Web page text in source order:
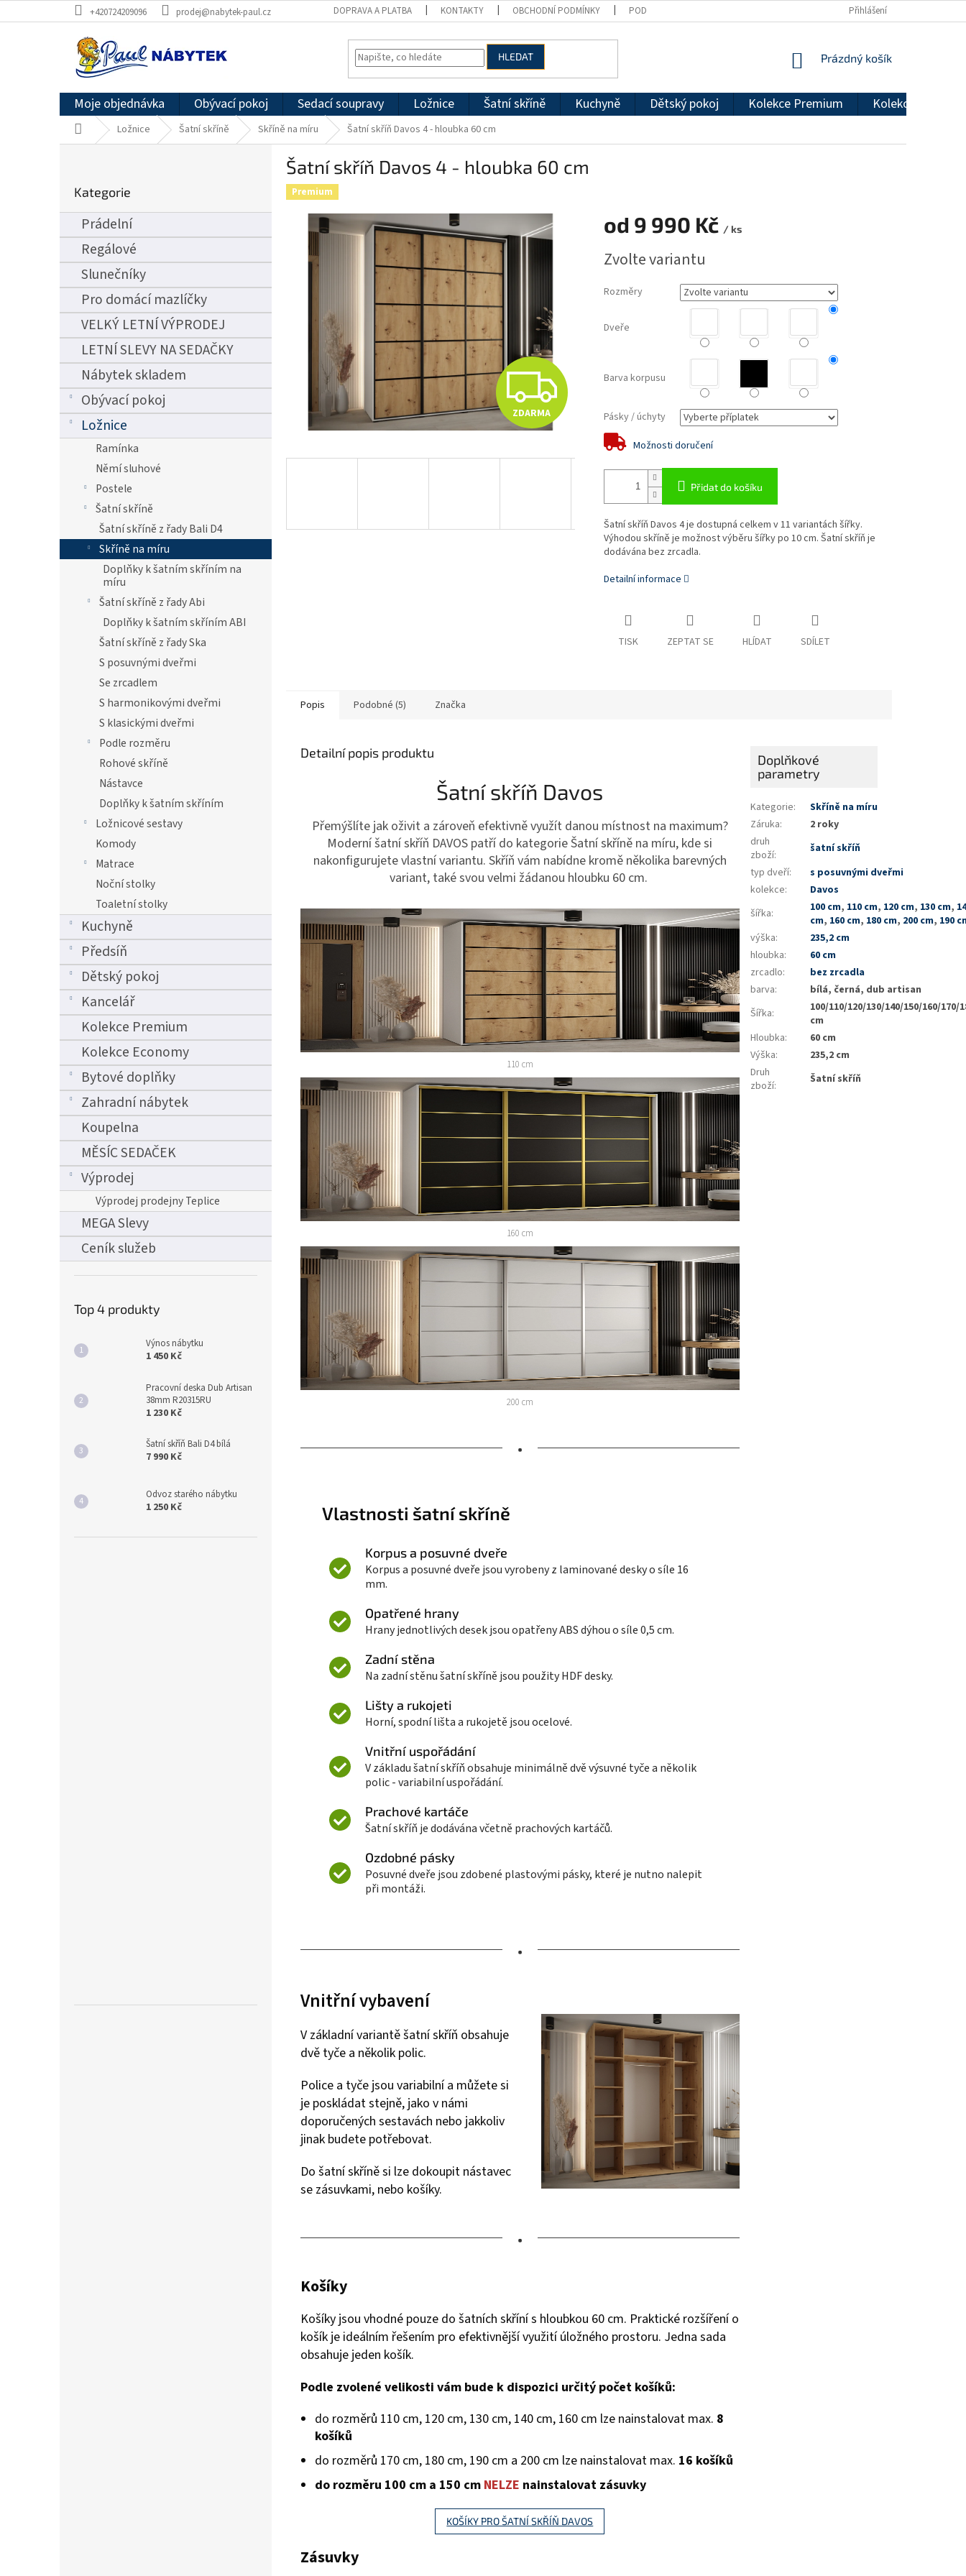
na
+420724209096 prodej@nabytek-paul.cz DOPRAVA A PLATBA KONTAKTY OBCHODNÍ PODMÍNKY PODMÍNKY OCHRANY OSOBNÍCH ÚDAJŮ REKLAMAČNÍ ŘÁD
Přihlášení
HLEDAT
NÁKUPNÍ
Prázdný košík
Moje objednávka Obývací pokoj Sedací soupravy Ložnice Šatní skříně Kuchyně Dětský pokoj Kolekce Premium Kolekce
Domů Ložnice Šatní skříně Skříně na míru Šatní skříň Davos 4 - hloubka 60 cm
r
n
p
a
e
kategorie
Kategorie
Prádelní
Regálové
Slunečníky
Pro domácí mazlíčky
VELKÝ LETNÍ VÝPRODEJ
LETNÍ SLEVY NA SEDAČKY
Nábytek skladem
Obývací pokoj
Ložnice
Ramínka
Němí sluhové
Postele
Šatní skříně
Šatní skříně z řady Bali D4
Skříně na míru
Doplňky k šatním skříním na
míru
Šatní skříně z řady Abi
Doplňky k šatním skříním ABI
Šatní skříně z řady Ska
S posuvnými dveřmi
Se zrcadlem
S harmonikovými dveřmi
S klasickými dveřmi
Podle rozměru
Rohové skříně
Nástavce
Doplňky k šatním skříním
Ložnicové sestavy
Komody
Matrace
Noční stolky
Toaletní stolky
Kuchyně
Předsíň
Dětský pokoj
Kancelář
Kolekce Premium
Kolekce Economy
Bytové doplňky
Zahradní nábytek
Koupelna
MĚSÍC SEDAČEK
Výprodej
Výprodej prodejny Teplice
MEGA Slevy
Ceník služeb
Top 4 produkty
Výnos nábytku
1 450 Kč
Pracovní deska Dub Artisan
38mm R20315RU
1 230 Kč
Šatní skříň Bali D4 bílá
7 990 Kč
Odvoz starého nábytku
1 250 Kč
Šatní skříň Davos 4 - hloubka 60 cm
Premium
Z
D
R
ZDARMA
od 9 990 Kč / ks
cena:
Zvolte variantu
Rozměry
Dveře
Barva korpusu
Pásky / úchyty
Možnosti doručení
Přidat do košíku
Šatní skříň Davos 4 je dostupná celkem v 11 variantách šířky.
Výhodou skříně je možnost výběru šířky po 10 cm. Šatní skříň je
dodávána bez zrcadla.
Detailní informace
TISK ZEPTAT SE HLÍDAT SDÍLET
Popis Podobné (5) Značka
Detailní popis produktu
Šatní skříň Davos
Přemýšlíte jak oživit a zároveň efektivně využít danou místnost na maximum?
Moderní šatní skříň DAVOS patří do kategorie Šatní skříně na míru, kde si
nakonfigurujete vlastní variantu. Skříň vám nabídne kromě několika barevných
variant, také svou velmi žádanou hloubku 60 cm.
110 cm
160 cm
200 cm
•
Vlastnosti šatní skříně
Korpus a posuvné dveře
Korpus a posuvné dveře jsou vyrobeny z laminované desky o síle 16
mm.
Opatřené hrany
Hrany jednotlivých desek jsou opatřeny ABS dýhou o síle 0,5 cm.
Zadní stěna
Na zadní stěnu šatní skříně jsou použity HDF desky.
Lišty a rukojeti
Horní, spodní lišta a rukojetě jsou ocelové.
Vnitřní uspořádání
V základu šatní skříň obsahuje minimálně dvě výsuvné tyče a několik
polic - variabilní uspořádání.
Prachové kartáče
Šatní skříň je dodávána včetně prachových kartáčů.
Ozdobné pásky
Posuvné dveře jsou zdobené plastovými pásky, které je nutno nalepit
při montáži.
•
Vnitřní vybavení
V základní variantě šatní skříň obsahuje
dvě tyče a několik polic.
Police a tyče jsou variabilní a můžete si
je poskládat stejně, jako v námi
doporučených sestavách nebo jakkoliv
jinak budete potřebovat.
Do šatní skříně si lze dokoupit nástavec
se zásuvkami, nebo košíky.
•
Košíky
Košíky jsou vhodné pouze do šatních skříní s hloubkou 60 cm. Praktické rozšíření o
košík je ideálním řešením pro efektivnější využití úložného prostoru. Jedna sada
obsahuje jeden košík.
Podle zvolené velikosti vám bude k dispozici určitý počet košíků:
do rozměrů 110 cm, 120 cm, 130 cm, 140 cm, 160 cm lze nainstalovat max. 8
košíků
do rozměrů 170 cm, 180 cm, 190 cm a 200 cm lze nainstalovat max. 16 košíků
do rozměru 100 cm a 150 cm NELZE nainstalovat zásuvky
KOŠÍKY PRO ŠATNÍ SKŘÍŇ DAVOS
Zásuvky
Doplňkové
parametry
Kategorie:
Skříně na míru
Záruka:
2 roky
druh
zboží:
šatní skříň
typ dveří:
s posuvnými dveřmi
kolekce:
Davos
šířka: 100 cm, 110 cm, 120 cm, 130 cm,
cm, 160 cm, 180 cm, 200 cm, 190
výška:
235,2 cm
hloubka:
60 cm
zrcadlo:
bez zrcadla
barva:
bílá, černá, dub artisan
Šířka:
100/110/120/130/140/150/160/170/
cm
Hloubka:
60 cm
Výška:
235,2 cm
Druh
zboží: Šatní skříň